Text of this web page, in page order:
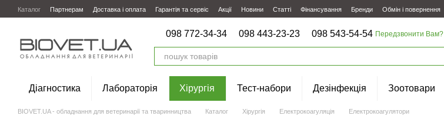
Перейти до основного контенту
Каталог Партнерам Доставка і оплата Гарантія та сервіс Акції Новини Статті Фінансування Бренди Обмін і повернення
098 772-34-34 098 443-23-23 098 543-54-54 Передзвонити Вам?
Діагностика Лабораторія Хірургія Тест-набори Дезінфекція Зоотовари
BIOVET.UA - обладнання для ветеринарії та тваринництва Каталог Хірургія Електрокоагуляція Електрокоагулятори